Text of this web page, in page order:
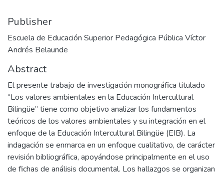
Publisher
Escuela de Educación Superior Pedagógica Pública Víctor
Andrés Belaunde
Abstract
El presente trabajo de investigación monográfica titulado
“Los valores ambientales en la Educación Intercultural
Bilingüe” tiene como objetivo analizar los fundamentos
teóricos de los valores ambientales y su integración en el
enfoque de la Educación Intercultural Bilingüe (EIB). La
indagación se enmarca en un enfoque cualitativo, de carácter
revisión bibliográfica, apoyándose principalmente en el uso
de fichas de análisis documental. Los hallazgos se organizan